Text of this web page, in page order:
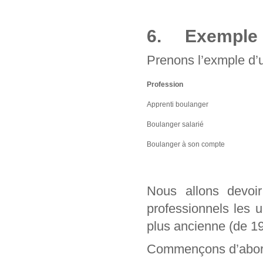
6. Exemple
Prenons l’exmple
Profession
Apprenti boulanger
Boulanger salarié
Boulanger à son compte
Nous allons
professionnels les
plus ancienne (de
Commençons